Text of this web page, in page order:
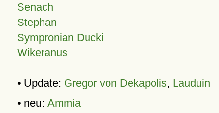
Senach
Stephan
Sympronian Ducki
Wikeranus
• Update: Gregor von Dekapolis, Lauduin
• neu: Ammia